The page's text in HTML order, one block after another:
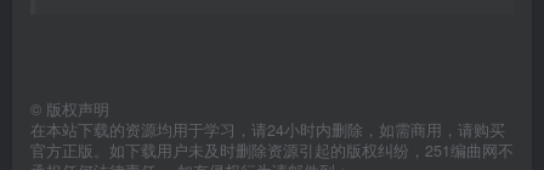
© 版权声明
在本站下载的资源均用于学习，请24小时内删除，如需商用，请购买
官方正版。如下载用户未及时删除资源引起的版权纠纷，251编曲网不